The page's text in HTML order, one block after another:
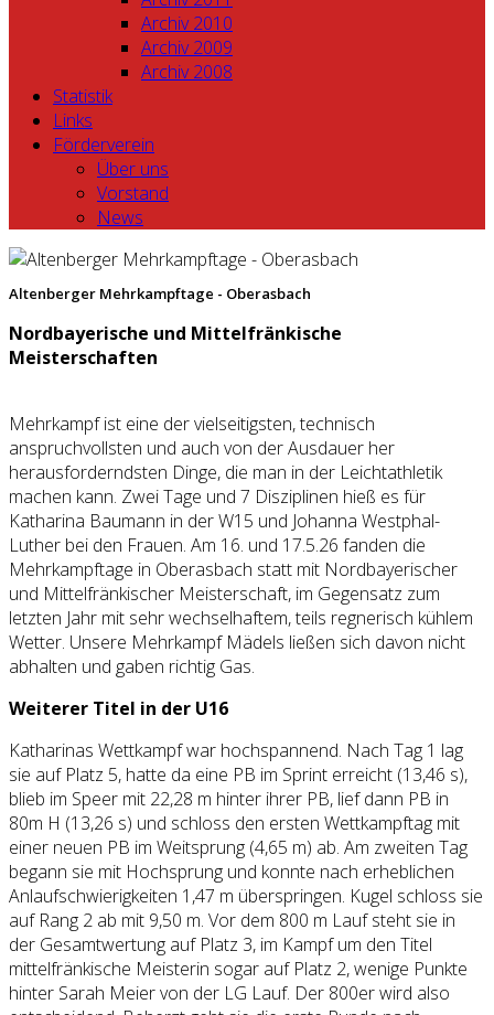
Archiv 2010
Archiv 2009
Archiv 2008
Statistik
Links
Förderverein
Über uns
Vorstand
News
Altenberger Mehrkampftage - Oberasbach
Nordbayerische und Mittelfränkische
Meisterschaften
Mehrkampf ist eine der vielseitigsten, technisch
anspruchvollsten und auch von der Ausdauer her
herausforderndsten Dinge, die man in der Leichtathletik
machen kann. Zwei Tage und 7 Disziplinen hieß es für
Katharina Baumann in der W15 und Johanna Westphal-
Luther bei den Frauen. Am 16. und 17.5.26 fanden die
Mehrkampftage in Oberasbach statt mit Nordbayerischer
und Mittelfränkischer Meisterschaft, im Gegensatz zum
letzten Jahr mit sehr wechselhaftem, teils regnerisch kühlem
Wetter. Unsere Mehrkampf Mädels ließen sich davon nicht
abhalten und gaben richtig Gas.
Weiterer Titel in der U16
Katharinas Wettkampf war hochspannend. Nach Tag 1 lag
sie auf Platz 5, hatte da eine PB im Sprint erreicht (13,46 s),
blieb im Speer mit 22,28 m hinter ihrer PB, lief dann PB in
80m H (13,26 s) und schloss den ersten Wettkampftag mit
einer neuen PB im Weitsprung (4,65 m) ab. Am zweiten Tag
begann sie mit Hochsprung und konnte nach erheblichen
Anlaufschwierigkeiten 1,47 m überspringen. Kugel schloss sie
auf Rang 2 ab mit 9,50 m. Vor dem 800 m Lauf steht sie in
der Gesamtwertung auf Platz 3, im Kampf um den Titel
mittelfränkische Meisterin sogar auf Platz 2, wenige Punkte
hinter Sarah Meier von der LG Lauf. Der 800er wird also